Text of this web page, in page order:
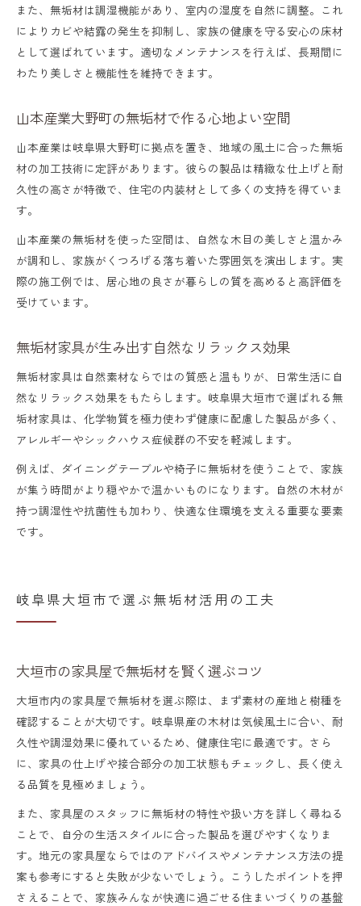
また、無垢材は調湿機能があり、室内の湿度を自然に調整。これ
によりカビや結露の発生を抑制し、家族の健康を守る安心の床材
として選ばれています。適切なメンテナンスを行えば、長期間に
わたり美しさと機能性を維持できます。
山本産業大野町の無垢材で作る心地よい空間
山本産業は岐阜県大野町に拠点を置き、地域の風土に合った無垢
材の加工技術に定評があります。彼らの製品は精緻な仕上げと耐
久性の高さが特徴で、住宅の内装材として多くの支持を得ていま
す。
山本産業の無垢材を使った空間は、自然な木目の美しさと温かみ
が調和し、家族がくつろげる落ち着いた雰囲気を演出します。実
際の施工例では、居心地の良さが暮らしの質を高めると高評価を
受けています。
無垢材家具が生み出す自然なリラックス効果
無垢材家具は自然素材ならではの質感と温もりが、日常生活に自
然なリラックス効果をもたらします。岐阜県大垣市で選ばれる無
垢材家具は、化学物質を極力使わず健康に配慮した製品が多く、
アレルギーやシックハウス症候群の不安を軽減します。
例えば、ダイニングテーブルや椅子に無垢材を使うことで、家族
が集う時間がより穏やかで温かいものになります。自然の木材が
持つ調湿性や抗菌性も加わり、快適な住環境を支える重要な要素
です。
岐阜県大垣市で選ぶ無垢材活用の工夫
大垣市の家具屋で無垢材を賢く選ぶコツ
大垣市内の家具屋で無垢材を選ぶ際は、まず素材の産地と樹種を
確認することが大切です。岐阜県産の木材は気候風土に合い、耐
久性や調湿効果に優れているため、健康住宅に最適です。さら
に、家具の仕上げや接合部分の加工状態もチェックし、長く使え
る品質を見極めましょう。
また、家具屋のスタッフに無垢材の特性や扱い方を詳しく尋ねる
ことで、自分の生活スタイルに合った製品を選びやすくなりま
す。地元の家具屋ならではのアドバイスやメンテナンス方法の提
案も参考にすると失敗が少ないでしょう。こうしたポイントを押
さえることで、家族みんなが快適に過ごせる住まいづくりの基盤